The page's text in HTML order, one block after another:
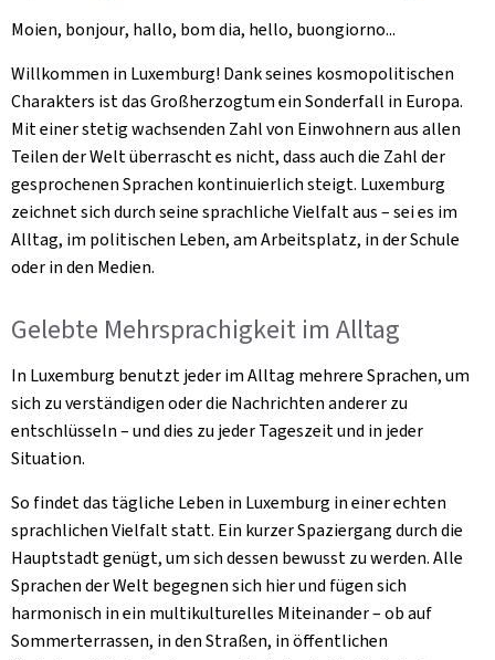
Moien, bonjour, hallo, bom dia, hello, buongiorno...
Willkommen in Luxemburg! Dank seines kosmopolitischen
Charakters ist das Großherzogtum ein Sonderfall in Europa.
Mit einer stetig wachsenden Zahl von Einwohnern aus allen
Teilen der Welt überrascht es nicht, dass auch die Zahl der
gesprochenen Sprachen kontinuierlich steigt. Luxemburg
zeichnet sich durch seine sprachliche Vielfalt aus – sei es im
Alltag, im politischen Leben, am Arbeitsplatz, in der Schule
oder in den Medien.
Gelebte Mehrsprachigkeit im Alltag
In Luxemburg benutzt jeder im Alltag mehrere Sprachen, um
sich zu verständigen oder die Nachrichten anderer zu
entschlüsseln – und dies zu jeder Tageszeit und in jeder
Situation.
So findet das tägliche Leben in Luxemburg in einer echten
sprachlichen Vielfalt statt. Ein kurzer Spaziergang durch die
Hauptstadt genügt, um sich dessen bewusst zu werden. Alle
Sprachen der Welt begegnen sich hier und fügen sich
harmonisch in ein multikulturelles Miteinander – ob auf
Sommerterrassen, in den Straßen, in öffentlichen